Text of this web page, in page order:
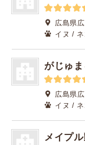
広島県
イヌ / ネ
がじゅ
広島県
イヌ /
メイプ